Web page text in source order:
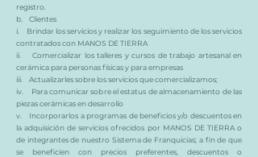
registro.
b. Clientes
i. Brindar los servicios y realizar los seguimiento de los servicios
contratados con MANOS DE TIERRA
ii. Comercializar los talleres y cursos de trabajo artesanal en
cerámica para personas físicas y para empresas
iii. Actualizarles sobre los servicios que comercializamos;
iv. Para comunicar sobre el estatus de almacenamiento de las
piezas cerámicas en desarrollo
v. Incorporarlos a programas de beneficios y/o descuentos en
la adquisición de servicios ofrecidos por MANOS DE TIERRA o
de integrantes de nuestro Sistema de Franquicias; a fin de que
se beneficien con precios preferentes, descuentos o